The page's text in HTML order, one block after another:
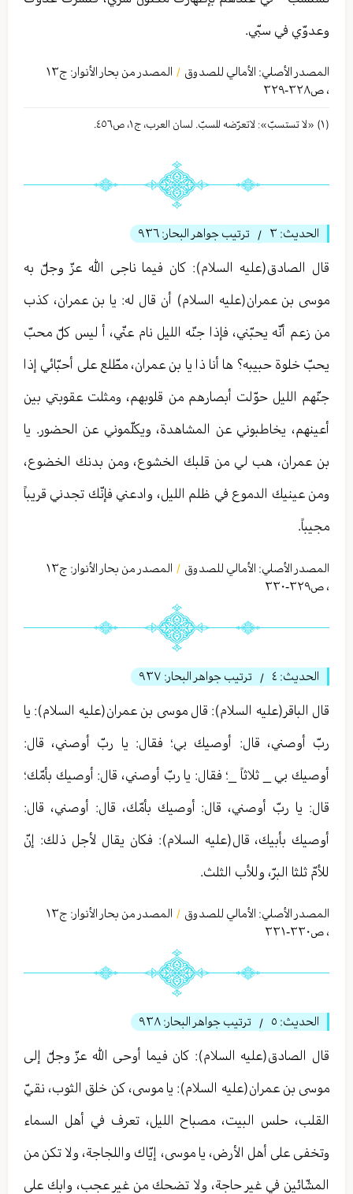
وعدوّي في سبّي.
المصدر الأصلي: الأمالي للصدوق / المصدر من بحار الأنوار: ج١٣
، ص٣٢٨-٣٢٩
(١) «لا تستسبّ»: لاتعرّضه للسبّ. لسان العرب، ج١، ص٤٥٦.
الحديث: ٣ / ترتيب جواهر البحار: ٩٣٦
قال الصادق(عليه السلام): كان فيما ناجى الله عزّ وجلّ به
موسى بن عمران(عليه السلام) أن قال له: يا بن عمران، كذب
من زعم أنّه يحبّني، فإذا جنّه الليل نام عنّي، أ ليس كلّ محبّ
يحبّ خلوة حبيبه؟ ها أنا ذا يا بن عمران، مطّلع على أحبّائي إذا
جنّهم الليل حوّلت أبصارهم من قلوبهم، ومثلت عقوبتي بين
أعينهم، يخاطبوني عن المشاهدة، ويكلّموني عن الحضور. يا
بن عمران، هب لي من قلبك الخشوع، ومن بدنك الخضوع،
ومن عينيك الدموع في ظلم الليل، وادعني فإنّك تجدني قريباً
مجيباً.
المصدر الأصلي: الأمالي للصدوق / المصدر من بحار الأنوار: ج١٣
، ص٣٢٩-٣٣٠
الحديث: ٤ / ترتيب جواهر البحار: ٩٣٧
قال الباقر(عليه السلام): قال موسى بن عمران(عليه السلام): يا
ربّ أوصني، قال: أوصيك بي؛ فقال: يا ربّ أوصني، قال:
أوصيك بي _ ثلاثاً _؛ فقال: يا ربّ أوصني، قال: أوصيك بأمّك؛
قال: يا ربّ أوصني، قال: أوصيك بأمّك، قال: أوصني، قال:
أوصيك بأبيك، قال(عليه السلام): فكان يقال لأجل ذلك: إنّ
للأمّ ثلثا البرّ، وللأب الثلث.
المصدر الأصلي: الأمالي للصدوق / المصدر من بحار الأنوار: ج١٣
، ص٣٣٠-٣٣١
الحديث: ٥ / ترتيب جواهر البحار: ٩٣٨
قال الصادق(عليه السلام): كان فيما أوحى الله عزّ وجلّ إلى
موسى بن عمران(عليه السلام): يا موسى، كن خلق الثوب، نقيّ
القلب، حلس البيت، مصباح الليل، تعرف في أهل السماء
وتخفى على أهل الأرض، يا موسى، إيّاك واللجاجة، ولا تكن من
المشّائين في غير حاجة، ولا تضحك من غير عجب، وابك على